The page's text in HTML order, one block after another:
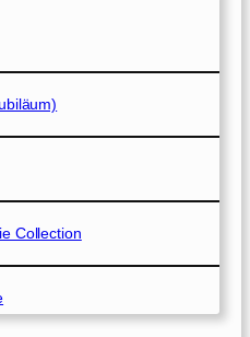
Collection